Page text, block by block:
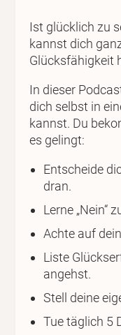
Ist glücklich zu
kannst dich
Glücksfähigkeit
In dieser
dich selbst in
kannst. Du
es gelingt:
Entscheide
dran.
Lerne „Nein“
Achte auf
Liste
angehst.
Stell deine
Tue täglich 5